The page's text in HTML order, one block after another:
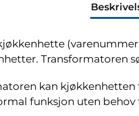
Transformatoren
kan
funksjon uten behov